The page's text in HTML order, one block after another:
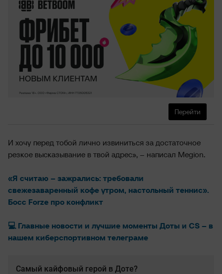
Перейти
И хочу перед тобой лично извиниться за достаточное
резкое высказывание в твой адрес», – написал Megion.
«Я считаю – зажрались: требовали
свежезаваренный кофе утром, настольный теннис».
Босс Forze про конфликт
💻 Главные новости и лучшие моменты Доты и CS – в
нашем киберспортивном телеграме
Самый кайфовый герой в Доте?